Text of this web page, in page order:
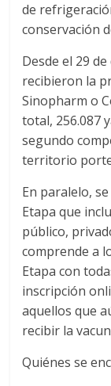
de
conservación
Desde el 29
recibieron la
Sinopharm o
total, 256.087
segundo
territorio
En paralelo,
Etapa que
público,
comprende a
Etapa con
inscripción
aquellos que
recibir la
Quiénes se